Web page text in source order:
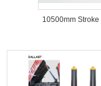
10500mm